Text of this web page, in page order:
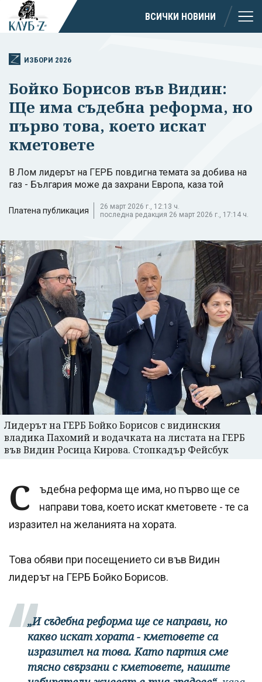
ВСИЧКИ НОВИНИ
ИЗБОРИ 2026
Бойко Борисов във Видин:
Ще има съдебна реформа, но
първо това, което искат
кметовете
В Лом лидерът на ГЕРБ повдигна темата за добива на
газ - България може да захрани Европа, каза той
Платена публикация
26 март 2026 г., 12:13 ч.
последна редакция 26 март 2026 г., 17:14 ч.
Лидерът на ГЕРБ Бойко Борисов с видинския
владика Пахомий и водачката на листата на ГЕРБ
във Видин Росица Кирова. Стопкадър Фейсбук
С
ъдебна реформа ще има, но първо ще се
направи това, което искат кметовете - те са
изразител на желанията на хората.
Това обяви при посещението си във Видин
лидерът на ГЕРБ Бойко Борисов.
„И съдебна реформа ще се направи, но
какво искат хората - кметовете са
изразител на това. Като партия сме
тясно свързани с кметовете, нашите